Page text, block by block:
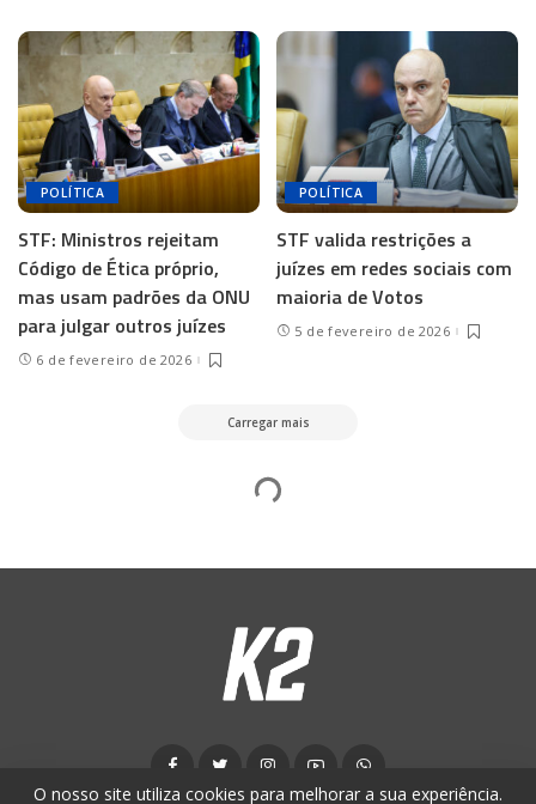
POLÍTICA
STF: Ministros rejeitam
Código de Ética próprio,
mas usam padrões da ONU
para julgar outros juízes
6 de fevereiro de 2026
POLÍTICA
STF valida restrições a
juízes em redes sociais com
maioria de Votos
5 de fevereiro de 2026
Carregar mais
Novos documentos indicam presença não
6 de fevereiro de 2026
O nosso site utiliza cookies para melhorar a sua experiência.